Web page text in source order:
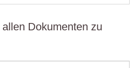
Dokumenten zu